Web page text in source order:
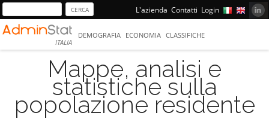
L'azienda Contatti Login
ITALIA
DEMOGRAFIA ECONOMIA CLASSIFICHE
Mappe, analisi e
statistiche sulla
popolazione residente